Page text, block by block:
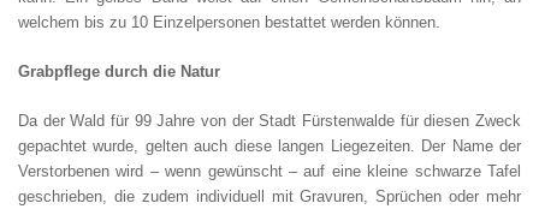
welchem bis zu 10 Einzelpersonen bestattet werden können.
Grabpflege durch die Natur
Da der Wald für 99 Jahre von der Stadt Fürstenwalde für diesen Zweck
gepachtet wurde, gelten auch diese langen Liegezeiten. Der Name der
Verstorbenen wird – wenn gewünscht – auf eine kleine schwarze Tafel
geschrieben, die zudem individuell mit Gravuren, Sprüchen oder mehr